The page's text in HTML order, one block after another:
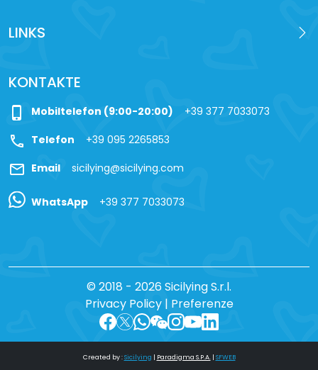
LINKS
KONTAKTE
phone_iphone Mobiltelefon (9:00-20:00) +39 377 7033073
call Telefon +39 095 2265853
mail Email sicilying@sicilying.com
WhatsApp +39 377 7033073
© 2018 - 2026 Sicilying S.r.l.
Privacy Policy| Preferenze
Created by :Sicilying | Paradigma S.P.A.| SFWEB